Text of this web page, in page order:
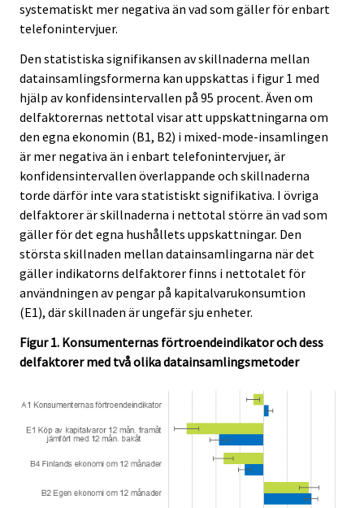
systematiskt mer negativa än vad som gäller för enbart
telefonintervjuer.
Den statistiska signifikansen av skillnaderna mellan
datainsamlingsformerna kan uppskattas i figur 1 med
hjälp av konfidensintervallen på 95 procent. Även om
delfaktorernas nettotal visar att uppskattningarna om
den egna ekonomin (B1, B2) i mixed-mode-insamlingen
är mer negativa än i enbart telefonintervjuer, är
konfidensintervallen överlappande och skillnaderna
torde därför inte vara statistiskt signifikativa. I övriga
delfaktorer är skillnaderna i nettotal större än vad som
gäller för det egna hushållets uppskattningar. Den
största skillnaden mellan datainsamlingarna när det
gäller indikatorns delfaktorer finns i nettotalet för
användningen av pengar på kapitalvarukonsumtion
(E1), där skillnaden är ungefär sju enheter.
Figur 1. Konsumenternas förtroendeindikator och dess
delfaktorer med två olika datainsamlingsmetoder